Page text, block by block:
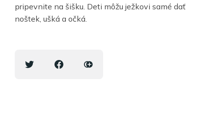
pripevnite na šišku. Deti môžu ježkovi samé dať
noštek, ušká a očká.